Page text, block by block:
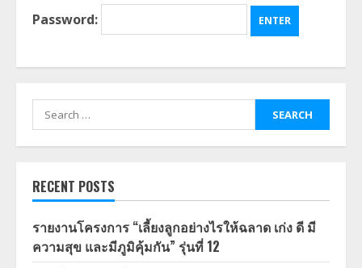
Password:
Search
for:
RECENT POSTS
รายงานโครงการ “เลี้ยงลูกอย่างไรให้ฉลาด เก่ง ดี มี
ความสุข และมีภูมิคุ้มกัน” รุ่นที่ 12